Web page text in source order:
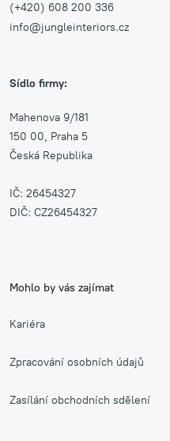
(+420) 608 200 336
info@jungleinteriors.cz
Sídlo firmy:
Mahenova 9/181
150 00, Praha 5
Česká Republika
IČ: 26454327
DIČ: CZ26454327
Mohlo by vás zajímat
Kariéra
Zpracování osobních údajů
Zasílání obchodních sdělení